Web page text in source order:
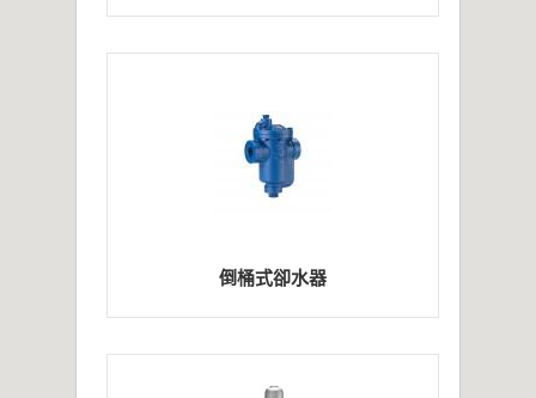
倒桶式卻水器